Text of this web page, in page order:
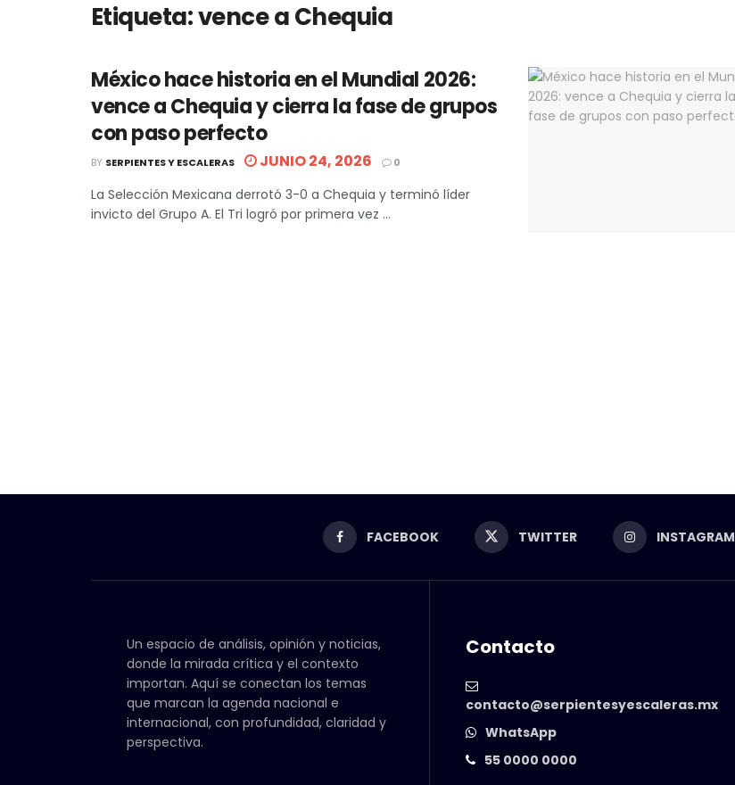
Etiqueta:vence a Chequia
México hace historia en el Mundial 2026:
vence a Chequia y cierra la fase de grupos
con paso perfecto
BY SERPIENTES Y ESCALERAS JUNIO 24, 2026 0
La Selección Mexicana derrotó 3-0 a Chequia y terminó líder
invicto del Grupo A. El Tri logró por primera vez ...
FACEBOOK TWITTER INSTAGRAM
Un espacio de análisis, opinión y noticias,
donde la mirada crítica y el contexto
importan. Aquí se conectan los temas
que marcan la agenda nacional e
internacional, con profundidad, claridad y
perspectiva.
Contacto
contacto@serpientesyescaleras.mx
WhatsApp
55 0000 0000